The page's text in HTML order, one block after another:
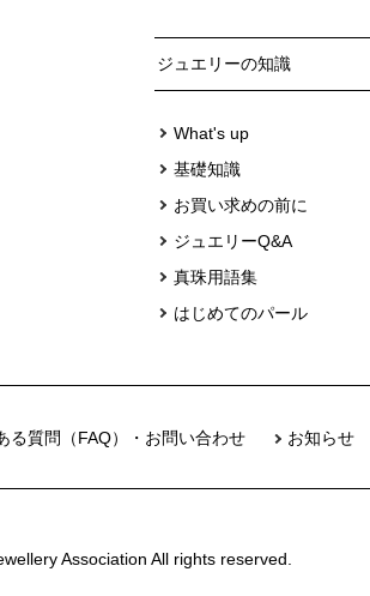
ジュエリーの知識
What's up
基礎知識
お買い求めの前に
ジュエリーQ&A
真珠用語集
はじめてのパール
る質問（FAQ）・お問い合わせ お知らせ
Association All rights reserved.